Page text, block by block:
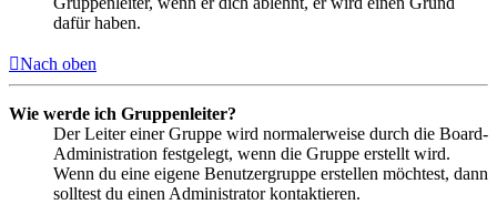
dafür haben.
Nach oben
Wie werde ich Gruppenleiter?
Der Leiter einer Gruppe wird normalerweise durch die Board-
Administration festgelegt, wenn die Gruppe erstellt wird.
Wenn du eine eigene Benutzergruppe erstellen möchtest, dann
solltest du einen Administrator kontaktieren.